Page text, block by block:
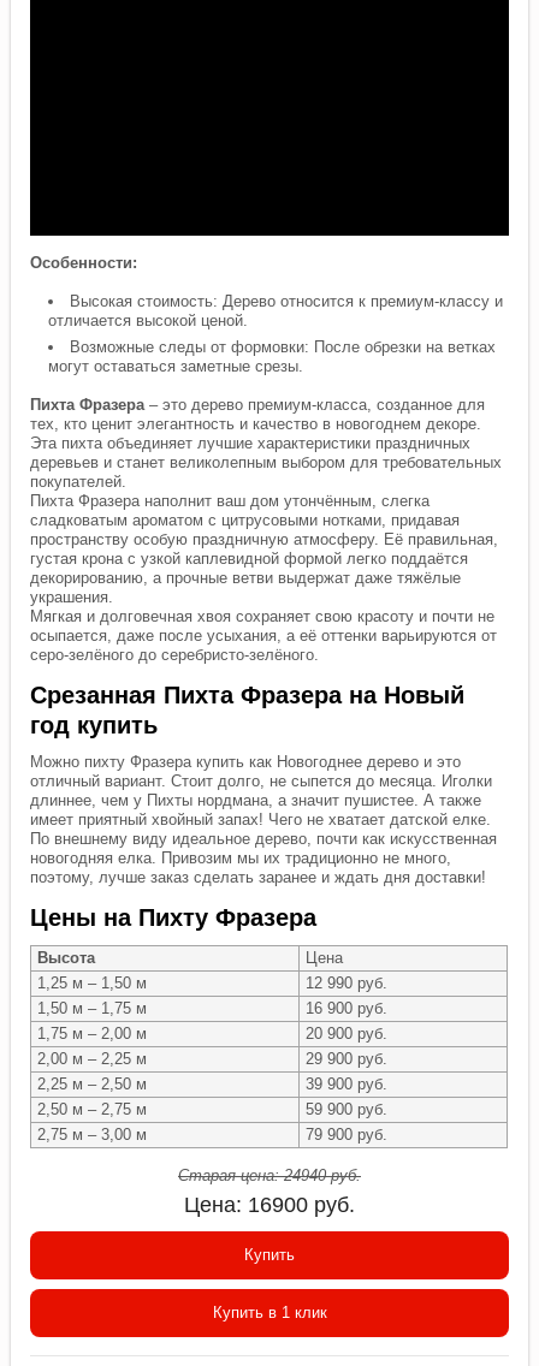
Особенности:
Высокая стоимость: Дерево относится к премиум-классу и
отличается высокой ценой.
Возможные следы от формовки: После обрезки на ветках
могут оставаться заметные срезы.
Пихта Фразера– это дерево премиум-класса, созданное для
тех, кто ценит элегантность и качество в новогоднем декоре.
Эта пихта объединяет лучшие характеристики праздничных
деревьев и станет великолепным выбором для требовательных
покупателей.
Пихта Фразера наполнит ваш дом утончённым, слегка
сладковатым ароматом с цитрусовыми нотками, придавая
пространству особую праздничную атмосферу. Её правильная,
густая крона с узкой каплевидной формой легко поддаётся
декорированию, а прочные ветви выдержат даже тяжёлые
украшения.
Мягкая и долговечная хвоя сохраняет свою красоту и почти не
осыпается, даже после усыхания, а её оттенки варьируются от
серо-зелёного до серебристо-зелёного.
Срезанная Пихта Фразера на Новый
год купить
Можно пихту Фразера купить как Новогоднее дерево и это
отличный вариант. Стоит долго, не сыпется до месяца. Иголки
длиннее, чем у Пихты нордмана, а значит пушистее. А также
имеет приятный хвойный запах! Чего не хватает датской елке.
По внешнему виду идеальное дерево, почти как искусственная
новогодняя елка. Привозим мы их традиционно не много,
поэтому, лучше заказ сделать заранее и ждать дня доставки!
Цены на Пихту Фразера
Высота
Цена
1,25 м – 1,50 м
12 990 руб.
1,50 м – 1,75 м
16 900 руб.
1,75 м – 2,00 м
20 900 руб.
2,00 м – 2,25 м
29 900 руб.
2,25 м – 2,50 м
39 900 руб.
2,50 м – 2,75 м
59 900 руб.
2,75 м – 3,00 м
79 900 руб.
Старая цена:24940руб.
Цена: 16900 руб.
Купить
Купить в 1 клик